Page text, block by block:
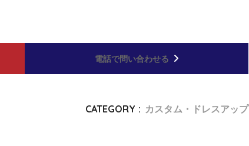
電話で問い合わせる
CATEGORY : カスタム・ドレスアップ